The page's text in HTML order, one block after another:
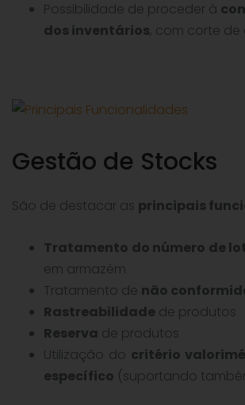
Possibilidade de proceder à
dos inventários, com corte
Gestão de Stocks
São de destacar as principais
Tratamento do número de
em armazém
Tratamento de não
Rastreabilidade de produtos
Reserva de produtos
Utilização do critério
específico (suportando